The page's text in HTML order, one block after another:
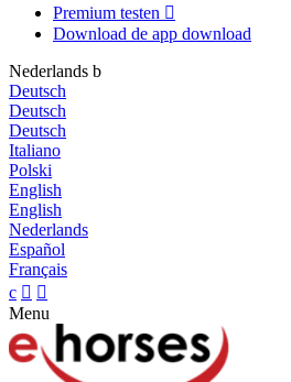
Premium testen 
Download de app download
Nederlands b
Deutsch
Deutsch
Deutsch
Italiano
Polski
English
English
Nederlands
Español
Français
c  
Menu